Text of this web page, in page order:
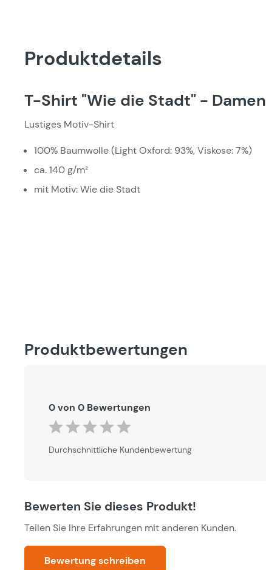
Produktdetails
T-Shirt "Wie die Stadt" - Damen
Lustiges Motiv-Shirt
100% Baumwolle (Light Oxford: 93%, Viskose: 7%)
ca. 140 g/m²
mit Motiv: Wie die Stadt
Produktbewertungen
0 von 0 Bewertungen
Durchschnittliche Bewertung von 0 von 5 Sternen
Durchschnittliche Kundenbewertung
Bewerten Sie dieses Produkt!
Teilen Sie Ihre Erfahrungen mit anderen Kunden.
Bewertung schreiben